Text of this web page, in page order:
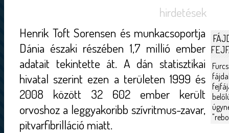
hirdetések
Henrik Toft Sorensen és munkacsoportja
Dánia északi részében 1,7 millió ember
adatait tekintette át. A dán statisztikai
hivatal szerint ezen a területen 1999 és
2008 között 32 602 ember került
orvoshoz a leggyakoribb szívritmus-zavar,
pitvarfibrilláció miatt.